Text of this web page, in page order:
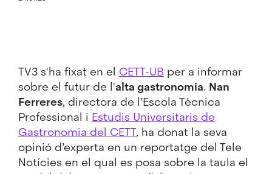
TV3 s'ha fixat en el CETT-UB per a informar
sobre el futur de l'alta gastronomia. Nan
Ferreres, directora de l’Escola Tècnica
Professional i Estudis Universitaris de
Gastronomia del CETT, ha donat la seva
opinió d’experta en un reportatge del Tele
Notícies en el qual es posa sobre la taula el